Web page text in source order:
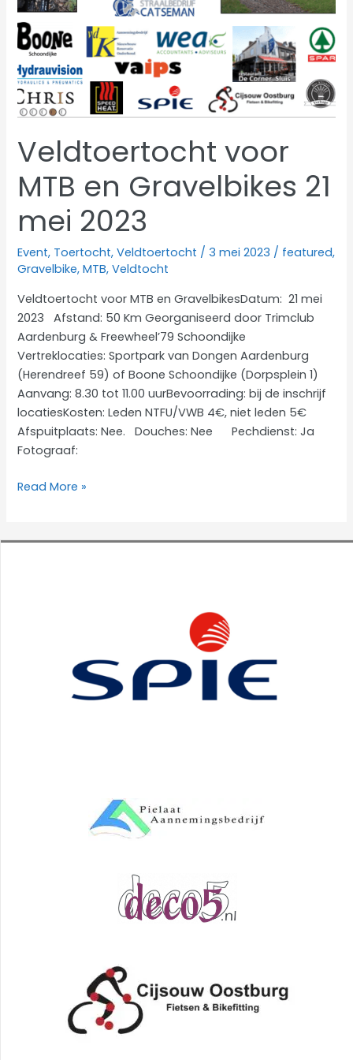
Veldtoertocht voor
MTB en Gravelbikes 21
mei 2023
Event, Toertocht,Veldtoertocht / 3 mei 2023 / featured,
Gravelbike,MTB,Veldtocht
Veldtoertocht voor MTB en GravelbikesDatum: 21 mei
2023 Afstand: 50 Km Georganiseerd door Trimclub
Aardenburg & Freewheel’79 Schoondijke
Vertreklocaties: Sportpark van Dongen Aardenburg
(Herendreef 59) of Boone Schoondijke (Dorpsplein 1)
Aanvang: 8.30 tot 11.00 uurBevoorrading: bij de inschrijf
locatiesKosten: Leden NTFU/VWB 4€, niet leden 5€
Afspuitplaats: Nee. Douches: Nee Pechdienst: Ja
Fotograaf:
Veldtoertocht
en
Read More »